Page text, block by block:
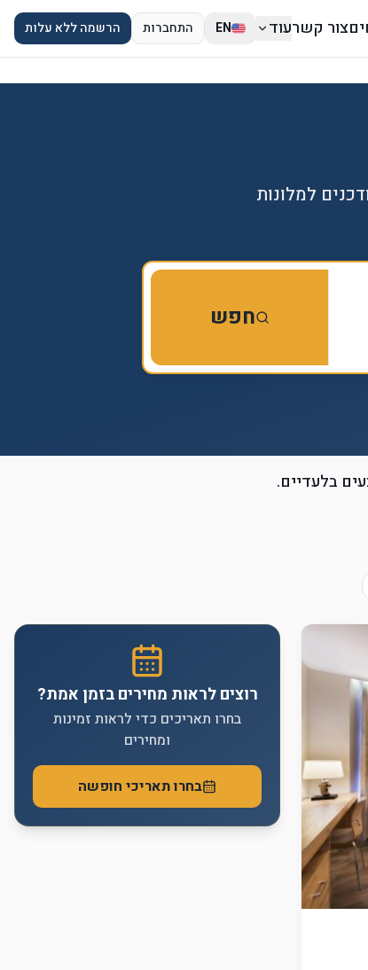
צור קשרעוד EN התחברות הרשמה ללא עלות
למלונות
חפש
בלעדיים.
רוצים לראות מחירים בזמן אמת?
בחרו תאריכים כדי לראות זמינות
ומחירים
בחרו תאריכי חופשה